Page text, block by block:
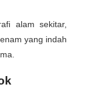
alam sekitar,
yang indah